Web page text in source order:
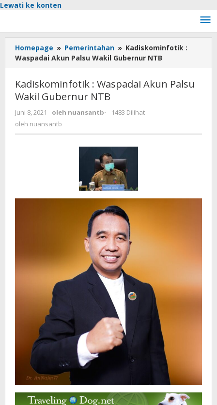
Lewati ke konten
Homepage » Pemerintahan » Kadiskominfotik :
Waspadai Akun Palsu Wakil Gubernur NTB
Kadiskominfotik : Waspadai Akun Palsu
Wakil Gubernur NTB
Juni 8, 2021 oleh nuansantb-
1483 Dilihat
oleh nuansantb